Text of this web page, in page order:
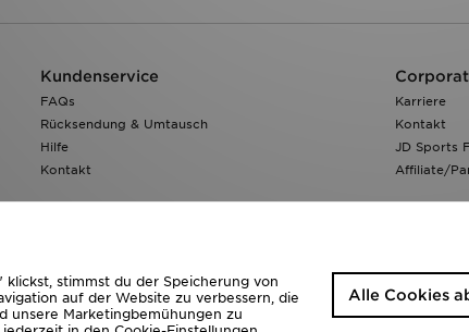
Kundenservice
FAQs
Rücksendung & Umtausch
Hilfe
Kontakt
Karriere
Kontakt
JD Sports
Affiliate/
stimmst du der Speicherung von
auf der Website zu verbessern, die
unsere Marketingbemühungen zu
Alle Cookies